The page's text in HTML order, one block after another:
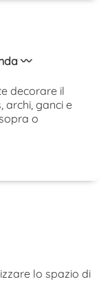
〰️
decorare il
archi, ganci e
o
lo spazio di